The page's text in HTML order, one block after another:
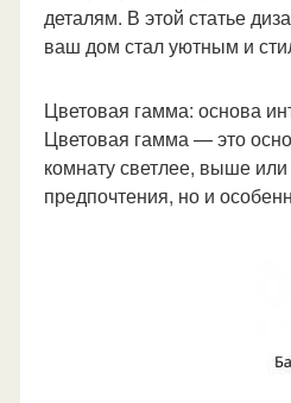
деталям. В этой статье
ваш дом стал уютным и
Цветовая гамма: основа
Цветовая гамма — это
комнату светлее, выше
предпочтения, но и